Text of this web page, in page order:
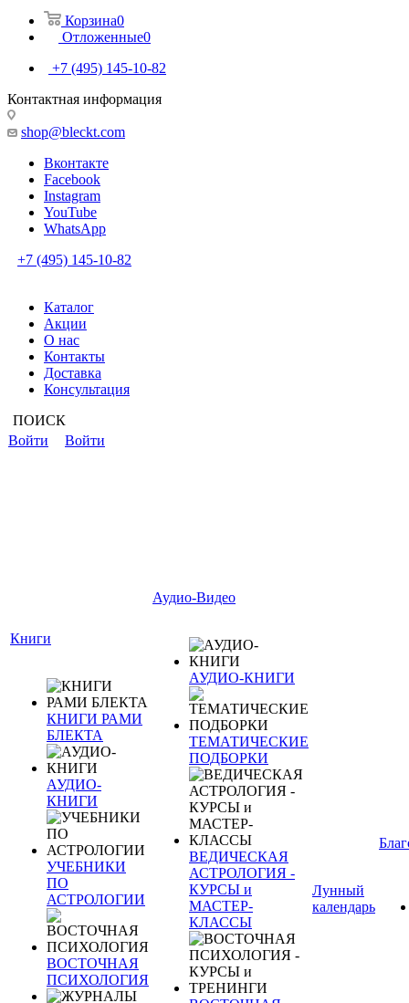
Корзина0
Отложенные0
+7 (495) 145-10-82
Контактная информация
shop@bleckt.com
Вконтакте
Facebook
Instagram
YouTube
WhatsApp
+7 (495) 145-10-82
Каталог
Акции
О нас
Контакты
Доставка
Консультация
ПОИСК
Войти
Войти
Книги
КНИГИ РАМИ
БЛЕКТА
АУДИО-
КНИГИ
УЧЕБНИКИ
ПО
АСТРОЛОГИИ
ВОСТОЧНАЯ
ПСИХОЛОГИЯ
Аудио-Видео
АУДИО-КНИГИ
ТЕМАТИЧЕСКИЕ
ПОДБОРКИ
ВЕДИЧЕСКАЯ
АСТРОЛОГИЯ -
КУРСЫ и
МАСТЕР-
КЛАССЫ
Лунный
календарь